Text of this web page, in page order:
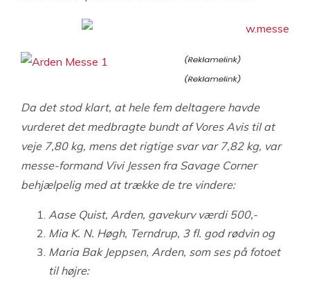
Da det stod klart, at hele fem deltagere havde
vurderet det medbragte bundt af Vores Avis til at
veje 7,80 kg, mens det rigtige svar var 7,82 kg, var
messe-formand Vivi Jessen fra Savage Corner
behjælpelig med at trække de tre vindere:
Aase Quist, Arden, gavekurv værdi 500,-
Mia K. N. Høgh, Terndrup, 3 fl. god rødvin og
Maria Bak Jeppsen, Arden, som ses på fotoet
til højre: